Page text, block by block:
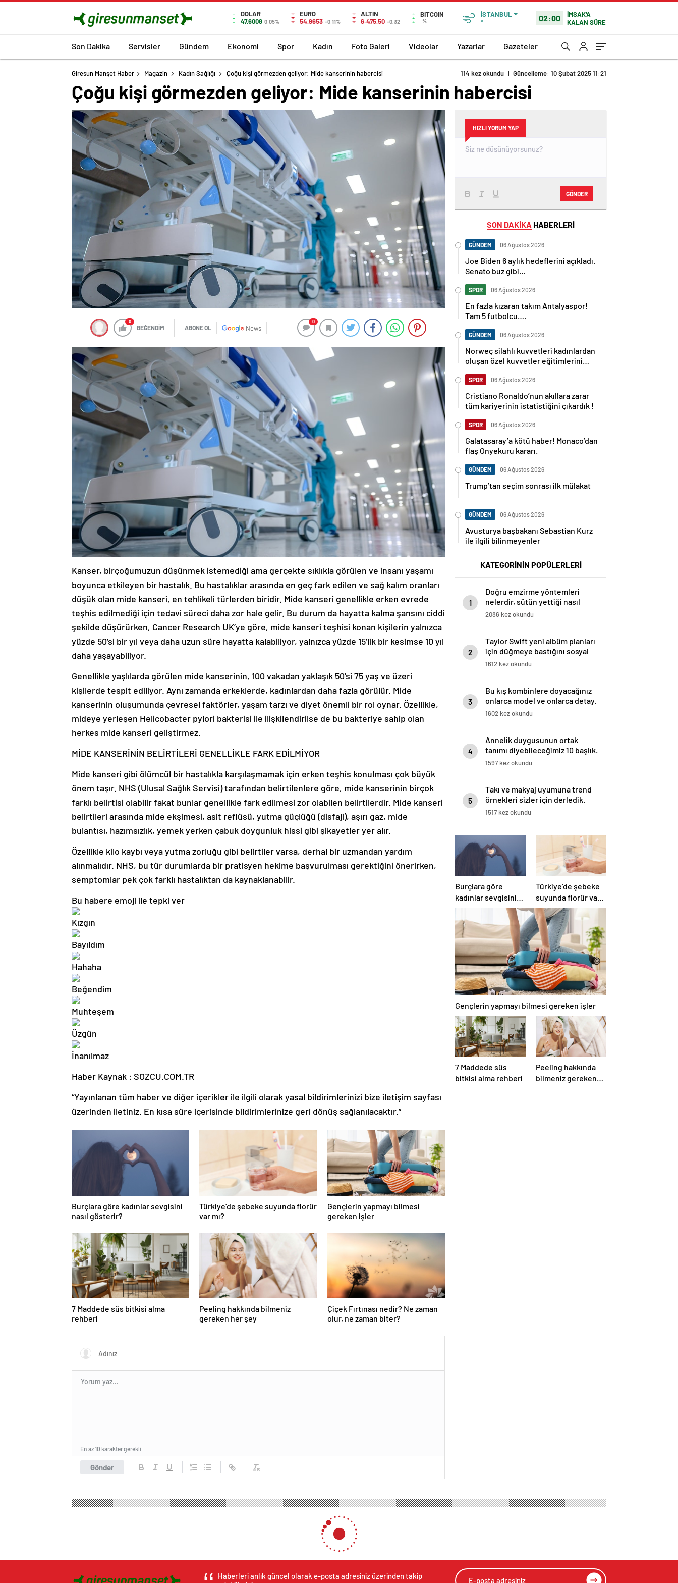
DOLAR
47,6008 0.05%
EURO
54,9653 -0.11%
ALTIN
6.475,50 -0,32
BITCOIN
%
İSTANBUL
°
02:00
İMSAK'A
KALAN SÜRE
Son Dakika Servisler Gündem Ekonomi Spor Kadın Foto Galeri Videolar Yazarlar Gazeteler
Giresun Manşet Haber Magazin Kadın Sağlığı Çoğu kişi görmezden geliyor: Mide kanserinin habercisi 114 kez okundu | Güncelleme: 10 Şubat 2025 11:21
Çoğu kişi görmezden geliyor: Mide kanserinin habercisi
0
BEĞENDİM ABONE OL News
0
Kanser, birçoğumuzun düşünmek istemediği ama gerçekte sıklıkla görülen ve insanı yaşamı
boyunca etkileyen bir hastalık. Bu hastalıklar arasında en geç fark edilen ve sağ kalım oranları
düşük olan mide kanseri, en tehlikeli türlerden biridir. Mide kanseri genellikle erken evrede
teşhis edilmediği için tedavi süreci daha zor hale gelir. Bu durum da hayatta kalma şansını ciddi
şekilde düşürürken, Cancer Research UK’ye göre, mide kanseri teşhisi konan kişilerin yalnızca
yüzde 50’si bir yıl veya daha uzun süre hayatta kalabiliyor, yalnızca yüzde 15’lik bir kesimse 10 yıl
daha yaşayabiliyor.
Genellikle yaşlılarda görülen mide kanserinin, 100 vakadan yaklaşık 50’si 75 yaş ve üzeri
kişilerde tespit ediliyor. Aynı zamanda erkeklerde, kadınlardan daha fazla görülür. Mide
kanserinin oluşumunda çevresel faktörler, yaşam tarzı ve diyet önemli bir rol oynar. Özellikle,
mideye yerleşen Helicobacter pylori bakterisi ile ilişkilendirilse de bu bakteriye sahip olan
herkes mide kanseri geliştirmez.
MİDE KANSERİNİN BELİRTİLERİ GENELLİKLE FARK EDİLMİYOR
Mide kanseri gibi ölümcül bir hastalıkla karşılaşmamak için erken teşhis konulması çok büyük
önem taşır. NHS (Ulusal Sağlık Servisi) tarafından belirtilenlere göre, mide kanserinin birçok
farklı belirtisi olabilir fakat bunlar genellikle fark edilmesi zor olabilen belirtilerdir. Mide kanseri
belirtileri arasında mide ekşimesi, asit reflüsü, yutma güçlüğü (disfaji), aşırı gaz, mide
bulantısı, hazımsızlık, yemek yerken çabuk doygunluk hissi gibi şikayetler yer alır.
Özellikle kilo kaybı veya yutma zorluğu gibi belirtiler varsa, derhal bir uzmandan yardım
alınmalıdır. NHS, bu tür durumlarda bir pratisyen hekime başvurulması gerektiğini önerirken,
semptomlar pek çok farklı hastalıktan da kaynaklanabilir.
Bu habere emoji ile tepki ver
Haber Kaynak : SOZCU.COM.TR
“Yayınlanan tüm haber ve diğer içerikler ile ilgili olarak yasal bildirimlerinizi bize iletişim sayfası
üzerinden iletiniz. En kısa süre içerisinde bildirimlerinize geri dönüş sağlanılacaktır.”
Burçlara göre kadınlar sevgisini
nasıl gösterir?
Türkiye’de şebeke suyunda florür
var mı?
Gençlerin yapmayı bilmesi
gereken işler
7 Maddede süs bitkisi alma
rehberi
Peeling hakkında bilmeniz
gereken her şey
Çiçek Fırtınası nedir? Ne zaman
olur, ne zaman biter?
Gönder
En az 10 karakter gerekli
HIZLI YORUM YAP
GÖNDER
SON DAKİKA HABERLERİ
GÜNDEM 06 Ağustos 2026
Joe Biden 6 aylık hedeflerini açıkladı.
Senato buz gibi…
SPOR 06 Ağustos 2026
En fazla kızaran takım Antalyaspor!
Tam 5 futbolcu….
GÜNDEM 06 Ağustos 2026
Norweç silahlı kuvvetleri kadınlardan
oluşan özel kuvvetler eğitimlerini
SPOR 06 Ağustos 2026
Cristiano Ronaldo’nun akıllara zarar
tüm kariyerinin istatistiğini çıkardık !
SPOR 06 Ağustos 2026
Galatasaray’a kötü haber! Monaco’dan
flaş Onyekuru kararı.
GÜNDEM 06 Ağustos 2026
Trump’tan seçim sonrası ilk mülakat
GÜNDEM 06 Ağustos 2026
Avusturya başbakanı Sebastian Kurz
ile ilgili bilinmeyenler
KATEGORİNİN POPÜLERLERİ
1
Doğru emzirme yöntemleri
nelerdir, sütün yettiği nasıl
anlaşılır?
2086 kez okundu
2
Taylor Swift yeni albüm planları
için düğmeye bastığını sosyal
medyadan duyurdu!
1612 kez okundu
3
Bu kış kombinlere doyacağınız
onlarca model ve onlarca detay.
1602 kez okundu
4
Annelik duygusunun ortak
tanımı diyebileceğimiz 10 başlık.
1597 kez okundu
5
Takı ve makyaj uyumuna trend
örnekleri sizler için derledik.
1517 kez okundu
Burçlara göre
kadınlar sevgisini
nasıl gösterir?
Türkiye’de şebeke
suyunda florür var
mı?
Gençlerin yapmayı bilmesi gereken işler
7 Maddede süs
bitkisi alma rehberi
Peeling hakkında
bilmeniz gereken
Haberleri anlık güncel olarak e-posta adresiniz üzerinden takip